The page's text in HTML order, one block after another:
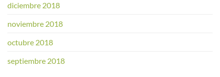
diciembre 2018
noviembre 2018
octubre 2018
septiembre 2018